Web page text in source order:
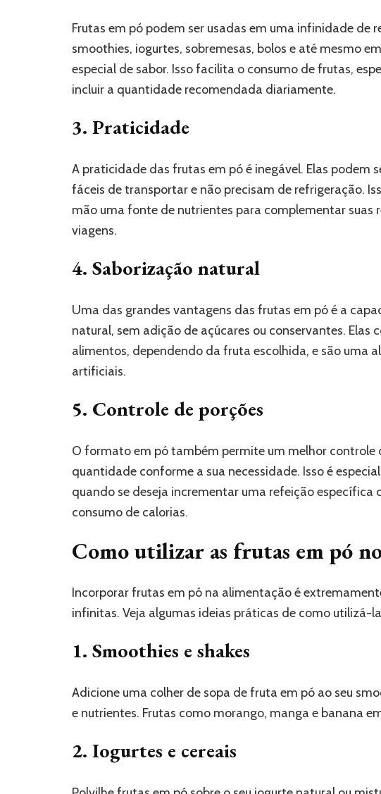
Frutas em pó podem ser usadas em uma infinidade de
smoothies, iogurtes, sobremesas, bolos e até mesmo
especial de sabor. Isso facilita o consumo de frutas,
incluir a quantidade recomendada diariamente.
3. Praticidade
A praticidade das frutas em pó é inegável. Elas podem
fáceis de transportar e não precisam de refrigeração.
mão uma fonte de nutrientes para complementar suas
viagens.
4. Saborização natural
Uma das grandes vantagens das frutas em pó é a
natural, sem adição de açúcares ou conservantes.
alimentos, dependendo da fruta escolhida, e são uma
artificiais.
5. Controle de porções
O formato em pó também permite um melhor controle
quantidade conforme a sua necessidade. Isso é
quando se deseja incrementar uma refeição específica
consumo de calorias.
Como utilizar as frutas em pó
Incorporar frutas em pó na alimentação é
infinitas. Veja algumas ideias práticas de como utilizá-
1. Smoothies e shakes
Adicione uma colher de sopa de fruta em pó ao seu
e nutrientes. Frutas como morango, manga e banana
2. Iogurtes e cereais